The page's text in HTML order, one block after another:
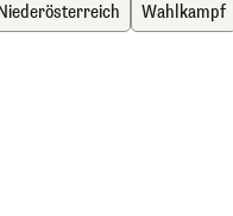
Wahlkampf